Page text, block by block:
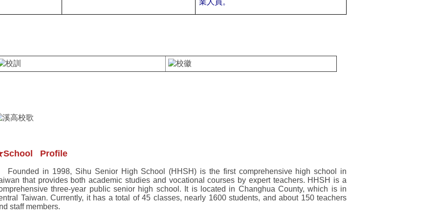
業人員。
School Profile
in 1998, Sihu Senior High School (HHSH) is the first comprehensive high school in
that provides both academic studies and vocational courses by expert teachers. HHSH is a
three-year public senior high school. It is located in Changhua County, which is in
Taiwan. Currently, it has a total of 45 classes, nearly 1600 students, and about 150 teachers
staff members.